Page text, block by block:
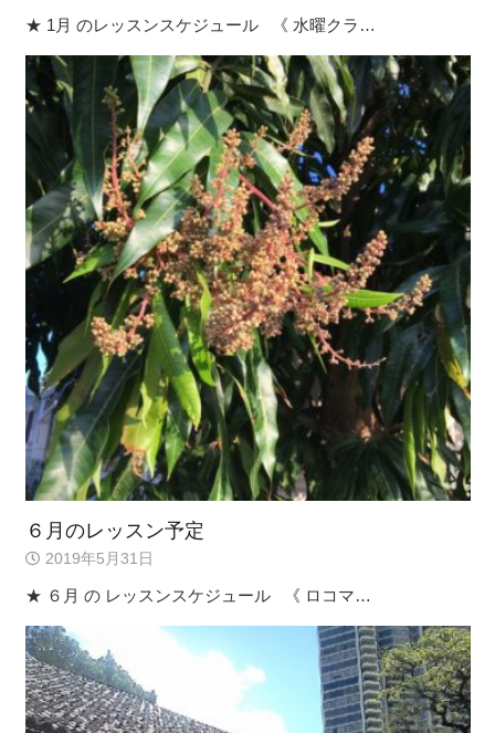
★ 1月 のレッスンスケジュール 《 水曜クラ…
６月のレッスン予定
2019年5月31日
★ ６月 の レッスンスケジュール 《 ロコマ…